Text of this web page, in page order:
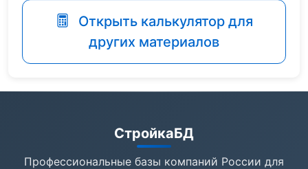
Открыть калькулятор для
других материалов
СтройкаБД
Профессиональные базы компаний России для